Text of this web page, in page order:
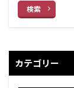
検索
カテゴリー